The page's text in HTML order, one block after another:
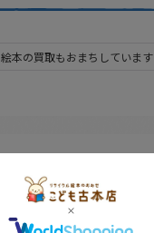
絵本の買取もおまちしています